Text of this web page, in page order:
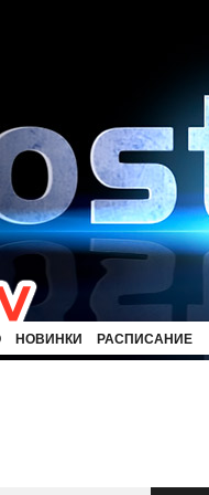
НОВИНКИ РАСПИСАНИЕ